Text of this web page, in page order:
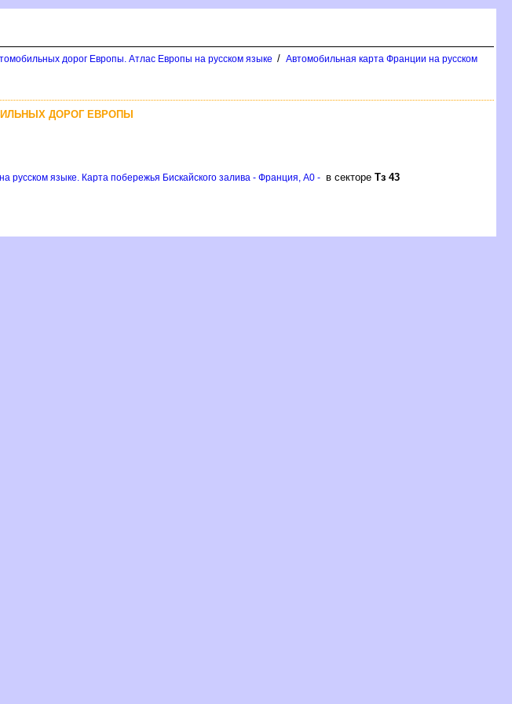
дорог Европы. Атлас Европы на русском языке / Автомобильная карта Франции на русском
ДОРОГ ЕВРОПЫ
русском языке. Карта побережья Бискайского залива - Франция, A0 - в секторе Тз 43